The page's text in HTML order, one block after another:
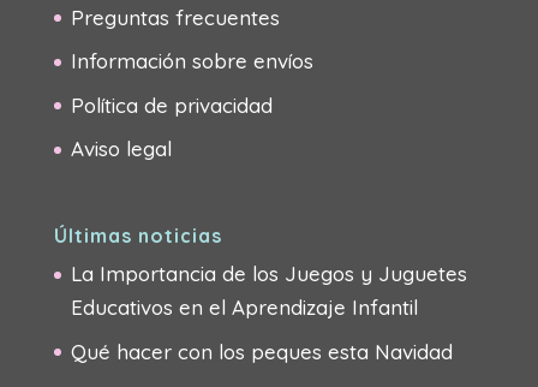
Preguntas frecuentes
Información sobre envíos
Política de privacidad
Aviso legal
Últimas noticias
La Importancia de los Juegos y Juguetes
Educativos en el Aprendizaje Infantil
Qué hacer con los peques esta Navidad